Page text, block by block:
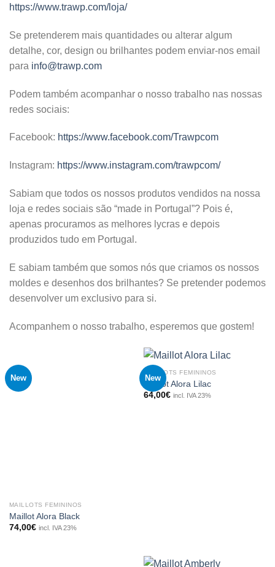
https://www.trawp.com/loja/
Se pretenderem mais quantidades ou alterar algum
detalhe, cor, design ou brilhantes podem enviar-nos email
para info@trawp.com
Podem também acompanhar o nosso trabalho nas nossas
redes sociais:
Facebook: https://www.facebook.com/Trawpcom
Instagram: https://www.instagram.com/trawpcom/
Sabiam que todos os nossos produtos vendidos na nossa
loja e redes sociais são “made in Portugal”? Pois é,
apenas procuramos as melhores lycras e depois
produzidos tudo em Portugal.
E sabiam também que somos nós que criamos os nossos
moldes e desenhos dos brilhantes? Se pretender podemos
desenvolver um exclusivo para si.
Acompanhem o nosso trabalho, esperemos que gostem!
New
MAILLOTS FEMININOS
Maillot Alora Black
74,00€ incl. IVA 23%
New
MAILLOTS FEMININOS
Maillot Alora Lilac
64,00€ incl. IVA 23%